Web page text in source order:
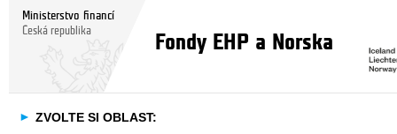
Ministerstvo financí
Česká republika
Fondy EHP a Norska
► ZVOLTE SI OBLAST: